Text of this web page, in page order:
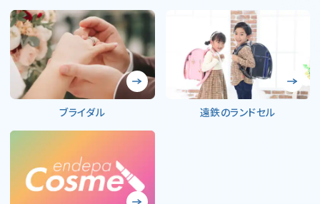
ブライダル 遠鉄のランドセル